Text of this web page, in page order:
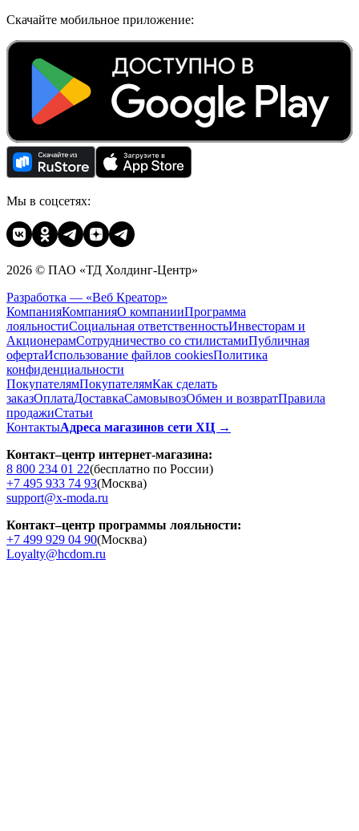
Скачайте мобильное приложение:
Мы в соцсетях:
2026 © ПАО «ТД Холдинг-Центр»
Разработка — «Веб Креатор»
КомпанияКомпанияО компанииПрограмма
лояльностиСоциальная ответственностьИнвесторам и
АкционерамСотрудничество со стилистамиПубличная
офертаИспользование файлов cookiesПолитика
конфиденциальности
ПокупателямПокупателямКак сделать
заказОплатаДоставкаCамовывозОбмен и возвратПравила
продажиСтатьи
КонтактыАдреса магазинов сети ХЦ →
Контакт–центр интернет-магазина:
8 800 234 01 22(бесплатно по России)
+7 495 933 74 93(Москва)
support@x-moda.ru
Контакт–центр программы лояльности:
+7 499 929 04 90(Москва)
Loyalty@hcdom.ru